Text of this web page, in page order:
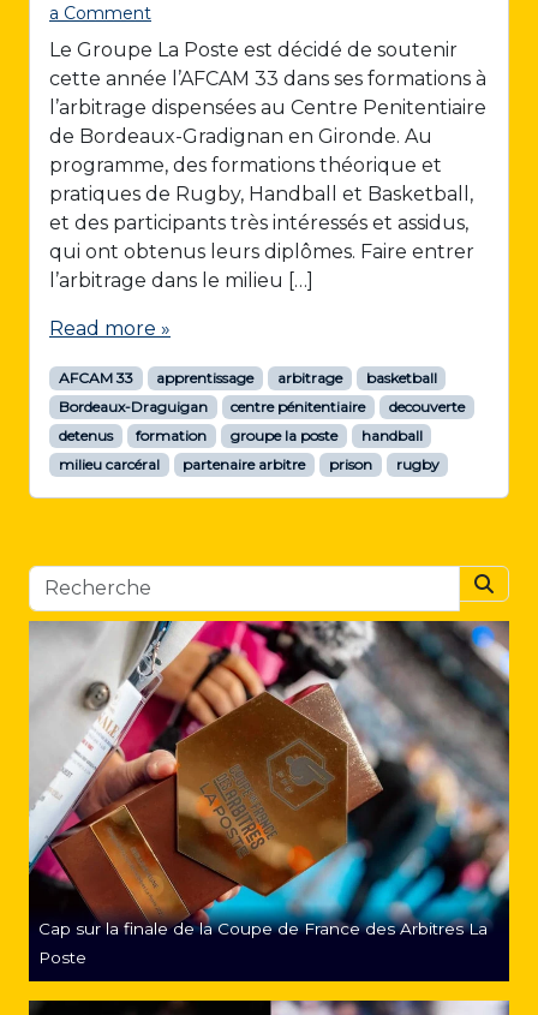
a Comment
Le Groupe La Poste est décidé de soutenir
cette année l’AFCAM 33 dans ses formations à
l’arbitrage dispensées au Centre Penitentiaire
de Bordeaux-Gradignan en Gironde. Au
programme, des formations théorique et
pratiques de Rugby, Handball et Basketball,
et des participants très intéressés et assidus,
qui ont obtenus leurs diplômes. Faire entrer
l’arbitrage dans le milieu […]
Read more »
AFCAM 33 apprentissage arbitrage
basketball
Bordeaux-Draguigan
centre pénitentiaire
decouverte
detenus
formation groupe la poste
handball
milieu carcéral
partenaire arbitre prison rugby
Cap sur la finale de la Coupe de France des Arbitres La
Poste